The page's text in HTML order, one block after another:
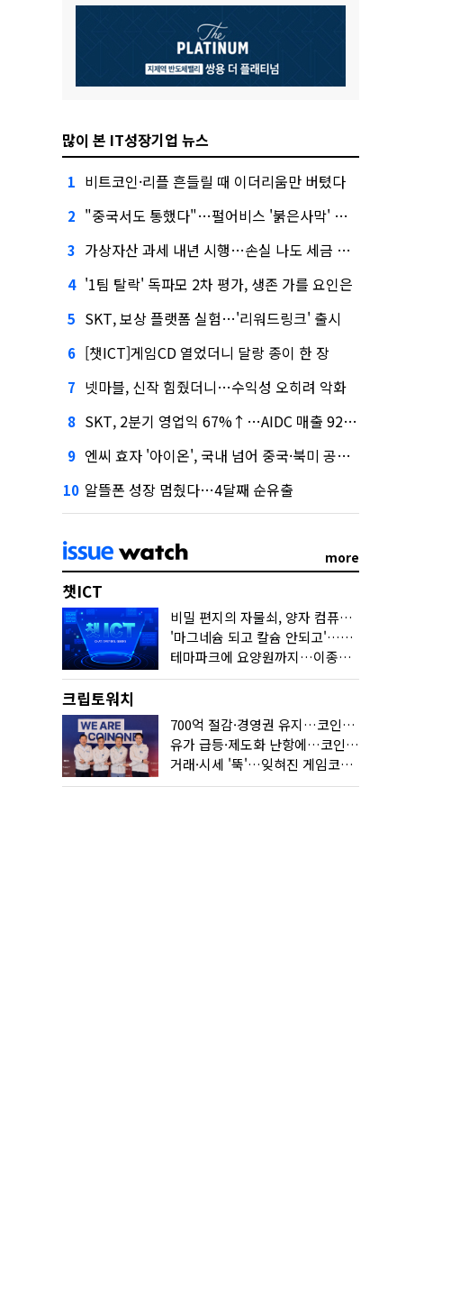
많이 본 IT성장기업 뉴스
1 비트코인·리플 흔들릴 때 이더리움만 버텼다
2 "중국서도 통했다"…펄어비스 '붉은사막' 최고 게임상
3 가상자산 과세 내년 시행…손실 나도 세금 낸다고?
4 '1팀 탈락' 독파모 2차 평가, 생존 가를 요인은
5 SKT, 보상 플랫폼 실험…'리워드링크' 출시
6 [챗ICT]게임CD 열었더니 달랑 종이 한 장
7 넷마블, 신작 힘줬더니…수익성 오히려 악화
8 SKT, 2분기 영업익 67%↑…AIDC 매출 92% 급증
9 엔씨 효자 '아이온', 국내 넘어 중국·북미 공략 나선다
10 알뜰폰 성장 멈췄다…4달째 순유출
more
챗ICT
비밀 편지의 자물쇠, 양자 컴퓨터가 연다
'마그네슘 되고 칼슘 안되고'…다음 'AI 요약' 갈 길은
테마파크에 요양원까지…이종사업 눈독 들이는 게임사
크립토워치
700억 절감·경영권 유지…코인원의 '영리한 딜'
유가 급등·제도화 난항에…코인 또 '멈칫'
거래·시세 '뚝'…잊혀진 게임코인들